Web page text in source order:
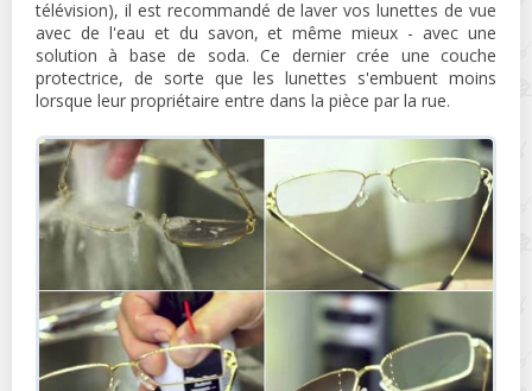
télévision), il est recommandé de laver vos lunettes de vue
avec de l'eau et du savon, et même mieux - avec une
solution à base de soda. Ce dernier crée une couche
protectrice, de sorte que les lunettes s'embuent moins
lorsque leur propriétaire entre dans la pièce par la rue.